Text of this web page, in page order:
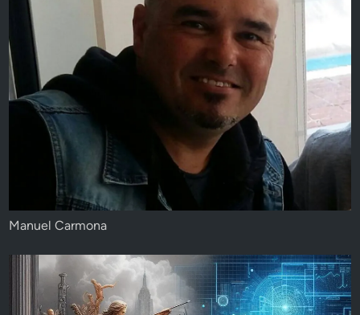
Manuel Carmona